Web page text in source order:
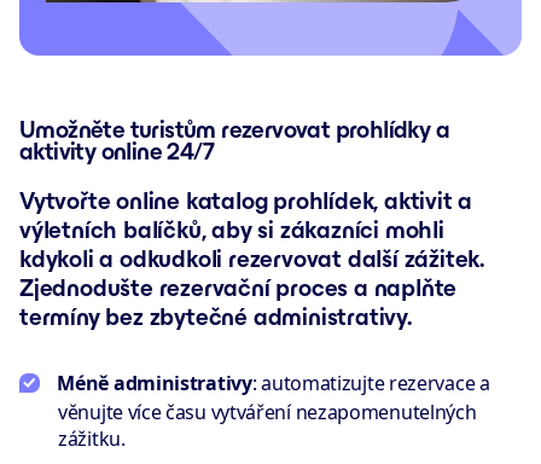
Umožněte turistům rezervovat prohlídky a
aktivity online 24/7
Vytvořte online katalog prohlídek, aktivit a
výletních balíčků, aby si zákazníci mohli
kdykoli a odkudkoli rezervovat další zážitek.
Zjednodušte rezervační proces a naplňte
termíny bez zbytečné administrativy.
Méně administrativy: automatizujte rezervace a
věnujte více času vytváření nezapomenutelných
zážitku.